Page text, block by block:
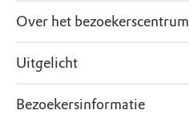
Over het bezoekerscentrum
Uitgelicht
Bezoekersinformatie